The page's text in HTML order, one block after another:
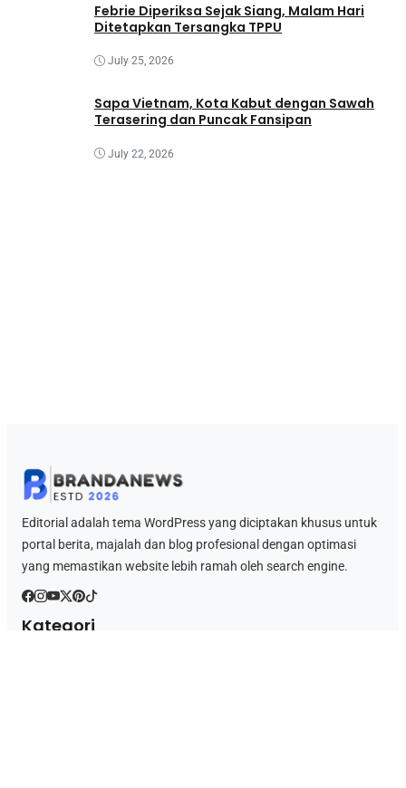
Febrie Diperiksa Sejak Siang, Malam Hari
Ditetapkan Tersangka TPPU
July 25, 2026
Sapa Vietnam, Kota Kabut dengan Sawah
Terasering dan Puncak Fansipan
July 22, 2026
Editorial adalah tema WordPress yang diciptakan khusus untuk
portal berita, majalah dan blog profesional dengan optimasi
yang memastikan website lebih ramah oleh search engine.
Kategori